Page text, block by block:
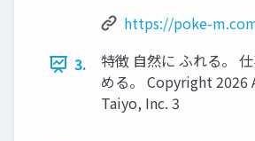
https://poke-
3.
特徴 ⾃然に ふれる。
める。 Copyright 2026
Taiyo, Inc. 3